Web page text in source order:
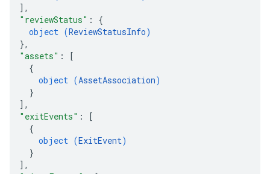
] ,
"reviewStatus" : {
object (ReviewStatusInfo)
},
"assets" :
[
{
object (AssetAssociation)
}
] ,
"exitEvents" :
[
{
object (ExitEvent)
}
] ,